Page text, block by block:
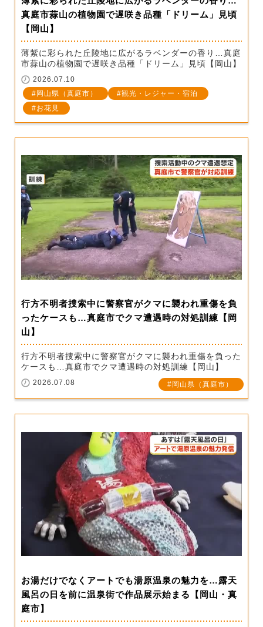
真庭市蒜山の植物園で遅咲き品種「ドリーム」見頃
【岡山】
薄紫に彩られた丘陵地に広がるラベンダーの香り…真庭
市蒜山の植物園で遅咲き品種「ドリーム」見頃【岡山】
2026.07.10
岡山県（真庭市）
観光・レジャー・宿泊
お花見
行方不明者捜索中に警察官がクマに襲われ重傷を負
ったケースも…真庭市でクマ遭遇時の対処訓練【岡
山】
行方不明者捜索中に警察官がクマに襲われ重傷を負った
ケースも…真庭市でクマ遭遇時の対処訓練【岡山】
2026.07.08 岡山県（真庭市）
お湯だけでなくアートでも湯原温泉の魅力を…露天
風呂の日を前に温泉街で作品展示始まる【岡山・真
庭市】